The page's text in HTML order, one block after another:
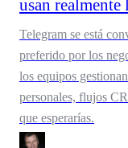
usan realmente
Telegram se está
preferido por los
los equipos
personales, flujos
que esperarías.